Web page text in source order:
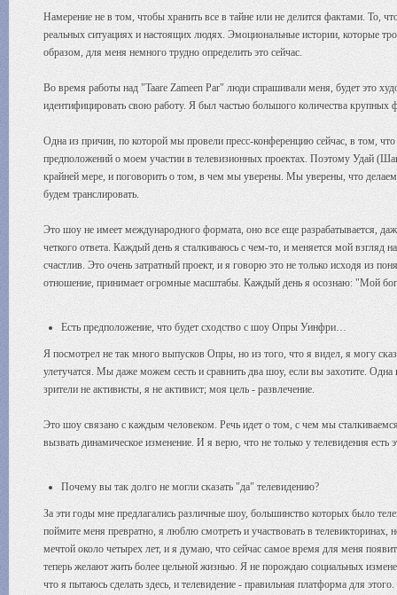
Намерение не в том, чтобы хранить все в тайне или не делится фактами. То,
реальных ситуациях и настоящих людях. Эмоциональные истории, которые
образом, для меня немного трудно определить это сейчас.
Во время работы над "Taare Zameen Par" люди спрашивали меня, будет это
идентифицировать свою работу. Я был частью большого количества
Одна из причин, по которой мы провели пресс-конференцию сейчас, в том,
предположений о моем участии в телевизионных проектах. Поэтому Удай
крайней мере, и поговорить о том, в чем мы уверены. Мы уверены, что
будем транслировать.
Это шоу не имеет международного формата, оно все еще разрабатывается,
четкого ответа. Каждый день я сталкиваюсь с чем-то, и меняется мой взгляд
счастлив. Это очень затратный проект, и я говорю это не только исходя из
отношение, принимает огромные масштабы. Каждый день я осознаю: "Мой
Есть предположение, что будет сходство с шоу Опры Уинфри…
Я посмотрел не так много выпусков Опры, но из того, что я видел, я могу
улетучатся. Мы даже можем сесть и сравнить два шоу, если вы захотите.
зрители не активисты, я не активист; моя цель - развлечение.
Это шоу связано с каждым человеком. Речь идет о том, с чем мы
вызвать динамическое изменение. И я верю, что не только у телевидения есть
Почему вы так долго не могли сказать "да" телевидению?
За эти годы мне предлагались различные шоу, большинство которых было
поймите меня превратно, я люблю смотреть и участвовать в
мечтой около четырех лет, и я думаю, что сейчас самое время для меня
теперь желают жить более цельной жизнью. Я не порождаю социальных
что я пытаюсь сделать здесь, и телевидение - правильная платформа для